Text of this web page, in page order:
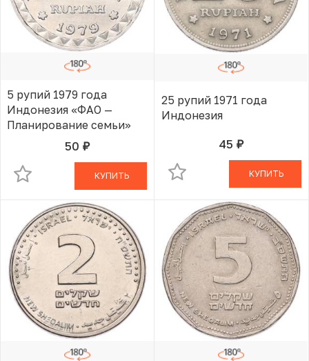
5 рупий 1979 года
Индонезия «ФАО —
Планирование семьи»
50 руб.В КОРЗИНЕ
КУПИТЬ
25 рупий 1971 года
Индонезия
45 руб.В КОРЗИНЕ
КУПИТЬ